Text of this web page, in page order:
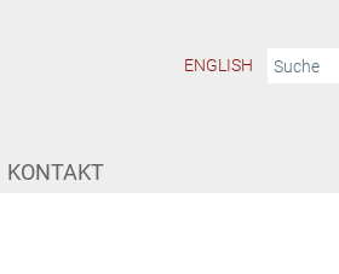
ENGLISH
KONTAKT